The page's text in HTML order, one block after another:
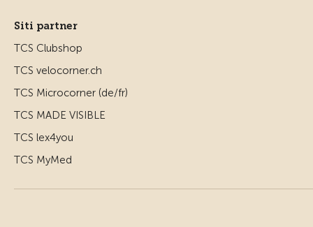
Siti partner
TCS Clubshop
TCS velocorner.ch
TCS Microcorner (de/fr)
TCS MADE VISIBLE
TCS lex4you
TCS MyMed